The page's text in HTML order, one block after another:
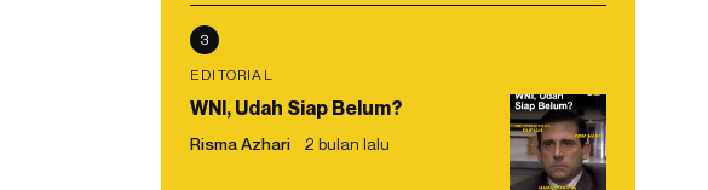
3
EDITORIAL
WNI, Udah Siap Belum?
Risma Azhari 2 bulan lalu